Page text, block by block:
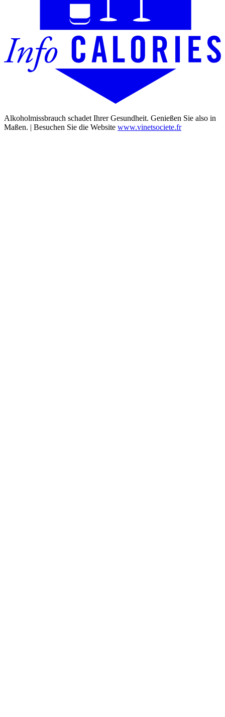
Alkoholmissbrauch schadet Ihrer Gesundheit. Genießen Sie also in
Maßen. | Besuchen Sie die Website www.vinetsociete.fr